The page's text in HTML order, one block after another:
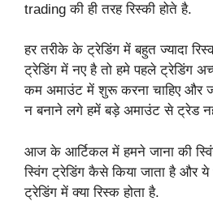
trading की ही तरह रिस्की होते है.
हर तरीके के ट्रेडिंग में बहुत ज्यादा
ट्रेडिंग में नए है तो हमे पहले ट्रेडिंग
कम अमाउंट में शुरू करना चाहिए और
न बनाने लगे हमें बड़े अमाउंट से ट्रेड
आज के आर्टिकल में हमने जाना की
स्विंग ट्रेडिंग कैसे किया जाता है और ये
ट्रेडिंग में क्या रिस्क होता है.